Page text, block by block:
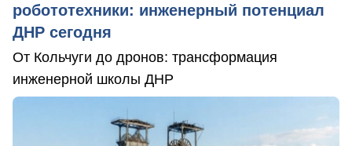
робототехники: инженерный потенциал
ДНР сегодня
От Кольчуги до дронов: трансформация
инженерной школы ДНР